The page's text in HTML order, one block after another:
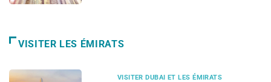
VISITER LES ÉMIRATS
VISITER DUBAI ET LES ÉMIRATS